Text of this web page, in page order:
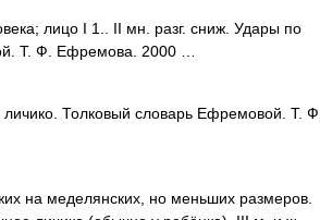
лицо I 1.. II мн. разг. сниж. Удары по
Т. Ф. Ефремова. 2000 …
Толковый словарь Ефремовой. Т. Ф.
на меделянских, но меньших размеров.